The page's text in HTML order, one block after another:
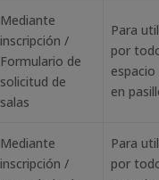
Mediante
inscripción /
Formulario de
solicitud de
salas
Para
por
en
Mediante
inscripción /
Para
por